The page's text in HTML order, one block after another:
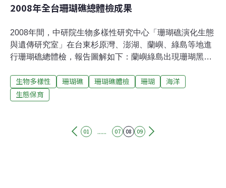
2008年全台珊瑚礁總體檢成果
2008年間，中研院生物多樣性研究中心「珊瑚礁演化生態
與遺傳研究室」在台東杉原灣、澎湖、蘭嶼、綠島等地進
行珊瑚礁總體檢，報告圖解如下：蘭嶼綠島出現珊瑚黑
島： ※以上文字、圖片由中研院生物多樣性研究中心「珊
瑚礁演化生態與遺傳研究室」提供，未經許可請勿轉載。
生物多樣性 珊瑚礁 珊瑚礁體檢 珊瑚
海洋
生態保育
01 ...... 07 08 09